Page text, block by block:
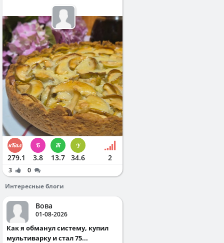
279.1 3.8 13.7 34.6 2
3
0
Интересные блоги
Вова
01-08-2026
Как я обманул систему, купил
мультиварку и стал 75...